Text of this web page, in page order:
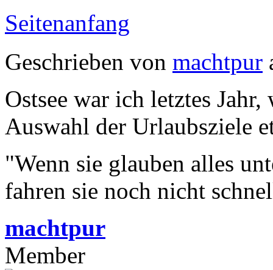
Seitenanfang
Geschrieben von machtpur
Ostsee war ich letztes
Auswahl der Urlaubsziele
"Wenn sie glauben alles
fahren sie noch nicht
machtpur
Member